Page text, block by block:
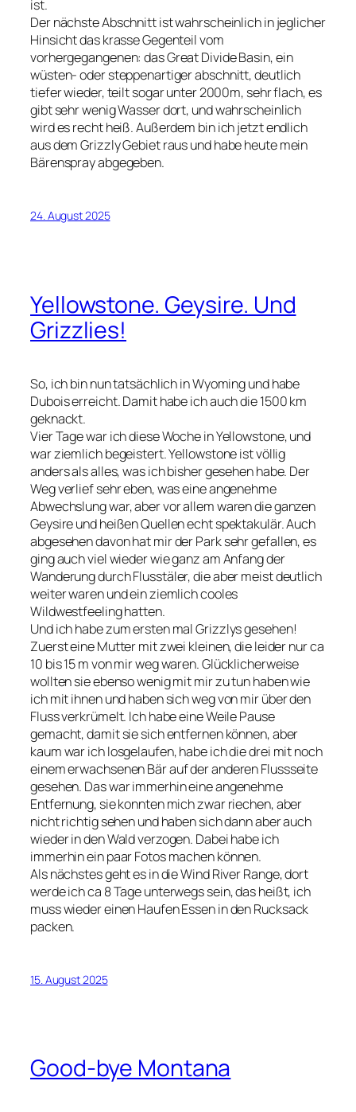
ist.
Der nächste Abschnitt ist wahrscheinlich in jeglicher
Hinsicht das krasse Gegenteil vom
vorhergegangenen: das Great Divide Basin, ein
wüsten- oder steppenartiger abschnitt, deutlich
tiefer wieder, teilt sogar unter 2000m, sehr flach, es
gibt sehr wenig Wasser dort, und wahrscheinlich
wird es recht heiß. Außerdem bin ich jetzt endlich
aus dem Grizzly Gebiet raus und habe heute mein
Bärenspray abgegeben.
24. August 2025
Yellowstone. Geysire. Und
Grizzlies!
So, ich bin nun tatsächlich in Wyoming und habe
Dubois erreicht. Damit habe ich auch die 1500 km
geknackt.
Vier Tage war ich diese Woche in Yellowstone, und
war ziemlich begeistert. Yellowstone ist völlig
anders als alles, was ich bisher gesehen habe. Der
Weg verlief sehr eben, was eine angenehme
Abwechslung war, aber vor allem waren die ganzen
Geysire und heißen Quellen echt spektakulär. Auch
abgesehen davon hat mir der Park sehr gefallen, es
ging auch viel wieder wie ganz am Anfang der
Wanderung durch Flusstäler, die aber meist deutlich
weiter waren und ein ziemlich cooles
Wildwestfeeling hatten.
Und ich habe zum ersten mal Grizzlys gesehen!
Zuerst eine Mutter mit zwei kleinen, die leider nur ca
10 bis 15 m von mir weg waren. Glücklicherweise
wollten sie ebenso wenig mit mir zu tun haben wie
ich mit ihnen und haben sich weg von mir über den
Fluss verkrümelt. Ich habe eine Weile Pause
gemacht, damit sie sich entfernen können, aber
kaum war ich losgelaufen, habe ich die drei mit noch
einem erwachsenen Bär auf der anderen Flussseite
gesehen. Das war immerhin eine angenehme
Entfernung, sie konnten mich zwar riechen, aber
nicht richtig sehen und haben sich dann aber auch
wieder in den Wald verzogen. Dabei habe ich
immerhin ein paar Fotos machen können.
Als nächstes geht es in die Wind River Range, dort
werde ich ca 8 Tage unterwegs sein, das heißt, ich
muss wieder einen Haufen Essen in den Rucksack
packen.
15. August 2025
Good-bye Montana